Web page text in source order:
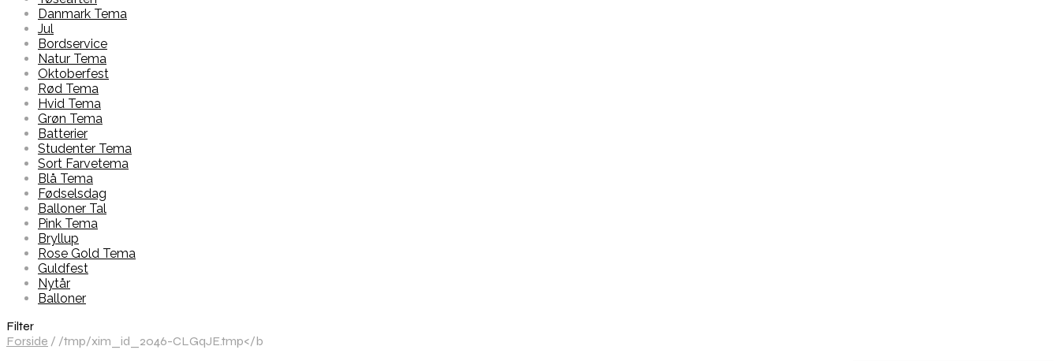
Danmark Tema
Jul
Bordservice
Natur Tema
Oktoberfest
Rød Tema
Hvid Tema
Grøn Tema
Batterier
Studenter Tema
Sort Farvetema
Blå Tema
Fødselsdag
Balloner Tal
Pink Tema
Bryllup
Rose Gold Tema
Guldfest
Nytår
Balloner
Filter
Forside / /tmp/xim_id_2046-CLGqJE.tmp</b